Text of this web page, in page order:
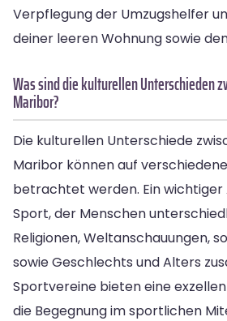
Verpflegung der Umzugshelfer
deiner leeren Wohnung sowie
Was sind die kulturellen Unterschieden
Maribor?
Die kulturellen Unterschiede
Maribor können auf
betrachtet werden. Ein
Sport, der Menschen
Religionen, Weltanschauungen,
sowie Geschlechts und Alters
Sportvereine bieten eine
die Begegnung im sportlichen